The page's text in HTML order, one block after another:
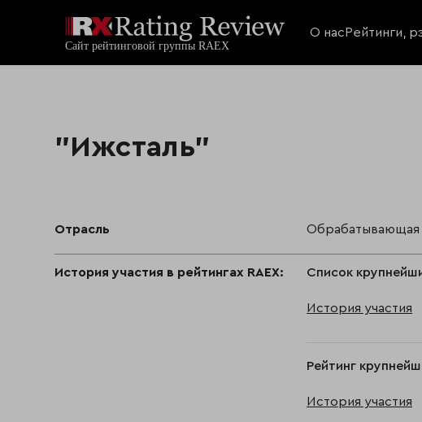
О нас Рейтинги,
"Ижсталь"
Отрасль
История участия в рейтингах RAEX: Список
История участия
Рейтинг
История участия